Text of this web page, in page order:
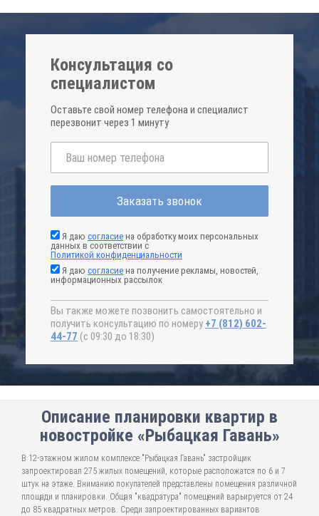
Консультация со
специалистом
Оставьте свой номер телефона и специалист
перезвонит через 1 минуту
Заказать звонок
Я даю согласиена обработку моих персональных
данных в соответствии с
Политикой конфиденциальности
Я даю согласиена получение рекламы, новостей,
информационных рассылок
Вы также можете позвонить самостоятельно и
получить консультацию по номеру +7 (812) 602-
44-77 (с 09:30 до 18:30)
Описание планировки квартир в
новостройке «Рыбацкая Гавань»
В 12-этажном жилом комплексе "Рыбацкая Гавань" застройщик
запроектировал 275 жилых помещений, которые расположатся по 6 и 7
штук на этаже. Вниманию покупателей представлены помещения различной
площади и планировки. Общая "квадратура" помещений варьируется от 24
до 85 квадратных метров. Среди запроектированных вариантов